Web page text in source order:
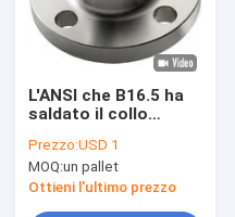
L'ANSI che B16.5 ha
saldato il collo
dentro. - 24
In.150#/300#/600#
Prezzo:USD 1
MOQ:un pallet
Ottieni l'ultimo prezzo